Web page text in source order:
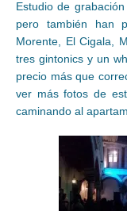
Estudio de
pero también han
Morente, El Cigala,
tres gintonics y un
precio más que
ver más fotos de
caminando al